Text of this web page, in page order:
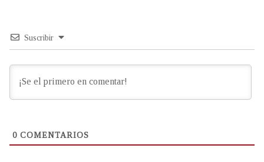
Suscribir
0 COMENTARIOS